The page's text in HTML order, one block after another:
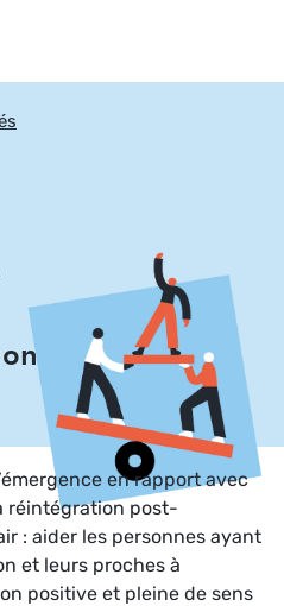
en rapport avec
réintégration post-
: aider les personnes ayant
et leurs proches à
positive et pleine de sens